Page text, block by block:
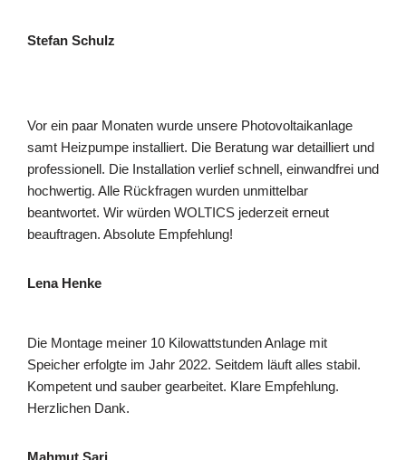
Stefan Schulz
Vor ein paar Monaten wurde unsere Photovoltaikanlage
samt Heizpumpe installiert. Die Beratung war detailliert und
professionell. Die Installation verlief schnell, einwandfrei und
hochwertig. Alle Rückfragen wurden unmittelbar
beantwortet. Wir würden WOLTICS jederzeit erneut
beauftragen. Absolute Empfehlung!
Lena Henke
Die Montage meiner 10 Kilowattstunden Anlage mit
Speicher erfolgte im Jahr 2022. Seitdem läuft alles stabil.
Kompetent und sauber gearbeitet. Klare Empfehlung.
Herzlichen Dank.
Mahmut Sari